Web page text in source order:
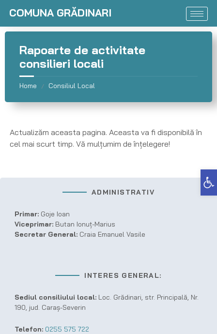
COMUNA GRĂDINARI
Rapoarte de activitate
consilieri locali
Home / Consiliul Local
Actualizăm aceasta pagina. Aceasta va fi disponibilă în
cel mai scurt timp. Vă mulțumim de înțelegere!
ADMINISTRATIV
Primar: Goje Ioan
Viceprimar: Butan Ionuț-Marius
Secretar General: Craia Emanuel Vasile
INTERES GENERAL:
Sediul consiliului local: Loc. Grădinari, str. Principală, Nr.
190, jud. Caraș-Severin
Telefon: 0255 575 722
Deschide bara de unelte